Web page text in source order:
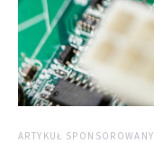
ARTYKUŁ SPONSOROWANY